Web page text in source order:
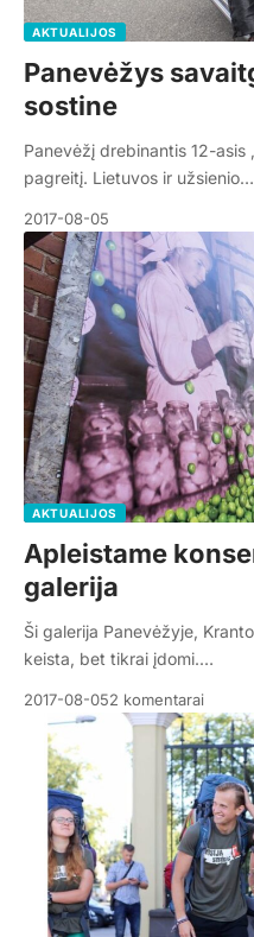
AKTUALIJOS
Panevėžys
sostine
Panevėžį drebinantis 12-asis
pagreitį. Lietuvos ir užsienio…
2017-08-05
AKTUALIJOS
Apleistame
galerija
Ši galerija Panevėžyje,
keista, bet tikrai įdomi.…
2017-08-052 komentarai